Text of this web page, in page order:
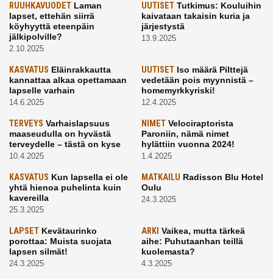
RUUHKAVUODET Laman
lapset, ettehän siirrä
köyhyyttä eteenpäin
jälkipolville?
2.10.2025
UUTISETTutkimus: Kouluihin
kaivataan takaisin kuria ja
järjestystä
13.9.2025
KASVATUS Eläinrakkautta
kannattaa alkaa opettamaan
lapselle varhain
14.6.2025
UUTISETIso määrä Pilttejä
vedetään pois myynnistä –
homemyrkkyriski!
12.4.2025
TERVEYS Varhaislapsuus
maaseudulla on hyvästä
terveydelle – tästä on kyse
10.4.2025
NIMETVelociraptorista
Paroniin, nämä nimet
hylättiin vuonna 2024!
1.4.2025
KASVATUS Kun lapsella ei ole
yhtä hienoa puhelinta kuin
kavereilla
25.3.2025
MATKAILU Radisson Blu Hotel
Oulu
24.3.2025
LAPSET Kevätaurinko
porottaa: Muista suojata
lapsen silmät!
24.3.2025
ARKI Vaikea, mutta tärkeä
aihe: Puhutaanhan teillä
kuolemasta?
4.3.2025